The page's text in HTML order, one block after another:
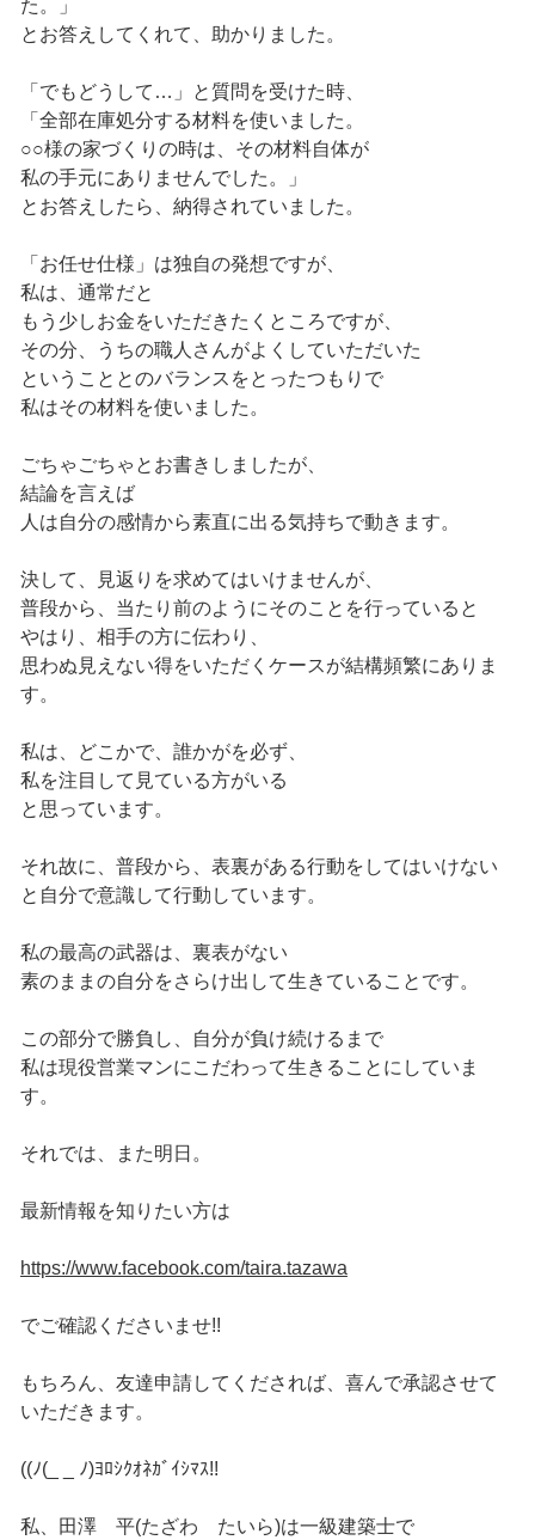
た。」
とお答えしてくれて、助かりました。
「でもどうして…」と質問を受けた時、
「全部在庫処分する材料を使いました。
○○様の家づくりの時は、その材料自体が
私の手元にありませんでした。」
とお答えしたら、納得されていました。
「お任せ仕様」は独自の発想ですが、
私は、通常だと
もう少しお金をいただきたくところですが、
その分、うちの職人さんがよくしていただいた
ということとのバランスをとったつもりで
私はその材料を使いました。
ごちゃごちゃとお書きしましたが、
結論を言えば
人は自分の感情から素直に出る気持ちで動きます。
決して、見返りを求めてはいけませんが、
普段から、当たり前のようにそのことを行っていると
やはり、相手の方に伝わり、
思わぬ見えない得をいただくケースが結構頻繁にありま
す。
私は、どこかで、誰かがを必ず、
私を注目して見ている方がいる
と思っています。
それ故に、普段から、表裏がある行動をしてはいけない
と自分で意識して行動しています。
私の最高の武器は、裏表がない
素のままの自分をさらけ出して生きていることです。
この部分で勝負し、自分が負け続けるまで
私は現役営業マンにこだわって生きることにしていま
す。
それでは、また明日。
最新情報を知りたい方は
https://www.facebook.com/taira.tazawa
でご確認くださいませ!!
もちろん、友達申請してくだされば、喜んで承認させて
いただきます。
((ﾉ(_ _ ﾉ)ﾖﾛｼｸｵﾈｶﾞｲｼﾏｽ!!
私、田澤 平(たざわ たいら)は一級建築士で